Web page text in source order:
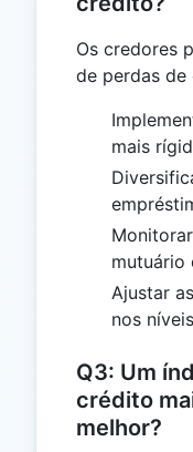
Os credores
de perdas
mais
mutuário
Ajustar
nos
Q3: Um
crédito
melhor?